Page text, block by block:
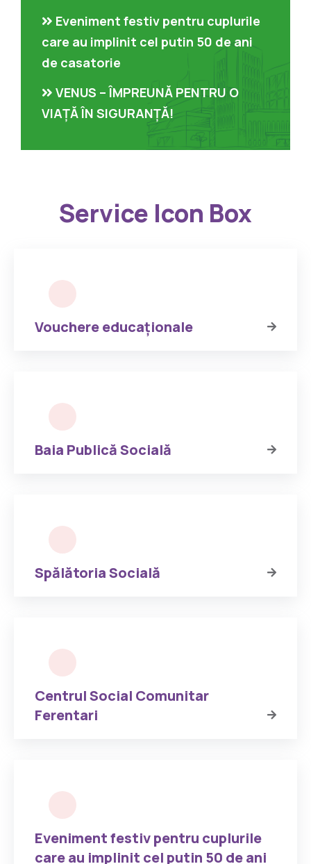
Eveniment festiv pentru cuplurile
care au implinit cel putin 50 de ani
de casatorie
VENUS – ÎMPREUNĂ PENTRU O
VIAȚĂ ÎN SIGURANȚĂ!
Service Icon Box
Vouchere educaționale
Baia Publică Socială
Spălătoria Socială
Centrul Social Comunitar
Ferentari
Eveniment festiv pentru cuplurile
care au implinit cel putin 50 de ani